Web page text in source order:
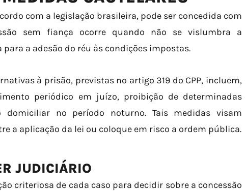
com a legislação brasileira, pode ser concedida com
sem fiança ocorre quando não se vislumbra a
a adesão do réu às condições impostas.
à prisão, previstas no artigo 319 do CPP, incluem,
periódico em juízo, proibição de determinadas
domiciliar no período noturno. Tais medidas visam
a aplicação da lei ou coloque em risco a ordem pública.
JUDICIÁRIO
criteriosa de cada caso para decidir sobre a concessão